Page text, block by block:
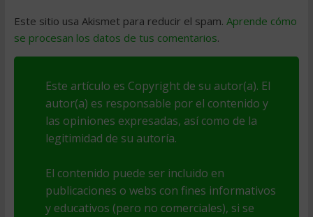
Este sitio usa Akismet para reducir el spam. Aprende cómo
se procesan los datos de tus comentarios.
Este artículo es Copyright de su autor(a). El
autor(a) es responsable por el contenido y
las opiniones expresadas, así como de la
legitimidad de su autoría.
El contenido puede ser incluido en
publicaciones o webs con fines informativos
y educativos (pero no comerciales), si se